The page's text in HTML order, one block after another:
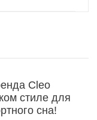
Cleo
стиле для
сна!